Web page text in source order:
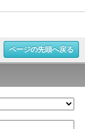
ページの先頭へ戻る